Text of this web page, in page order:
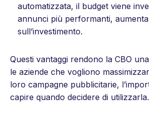
automatizzata, il budget viene
annunci più performanti,
sull’investimento.
Questi vantaggi rendono la CBO
le aziende che vogliono
loro campagne pubblicitarie,
capire quando decidere di utilizzarla.